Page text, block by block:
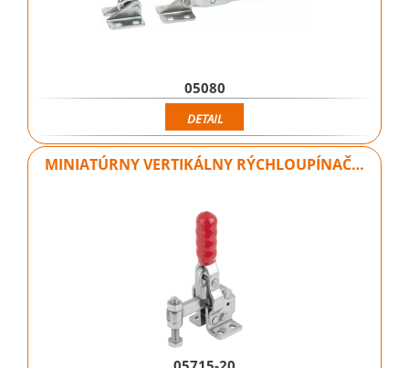
05080
DETAIL
MINIATÚRNY VERTIKÁLNY RÝCHLOUPÍNAČ…